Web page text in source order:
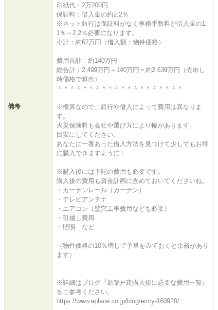
備考
印紙代：2万200円
保証料：借入金の約2.2％
※ネット銀行は保証料がなく事務手数料が借入金の1.
1％～2.2％必要になります。
小計：約62万円（借入額：物件価格）
費用合計：約140万円
総合計：2,499万円＋140万円＝約2,639万円（売出し
時価格で算出）
＾＾＾＾＾＾＾＾＾＾＾＾＾＾＾＾＾＾＾＾
※概算なので、銀行や借入によって費用は異なりま
す。
火災保険料も会社や選び方により幅があります。
目安にしてください。
あなたに一番あった借入方法を見つけて少しでもお得
に購入できますように！
※購入後には下記の費用も必要です。
購入後の費用も資金計画に含めておいてくださいね。
・カーテンレール（カーテン）
・テレビアンテナ
・エアコン（壁穴工事費用なども必要）
・引越し費用
・照明 など
（物件価格の10％増しで予算をみておくと余裕があり
ます）
※詳細はブログ『新築戸建購入後に必要な費用一覧』
をご参考ください。
https://www.aplace.co.jp/blog/entry-160920/